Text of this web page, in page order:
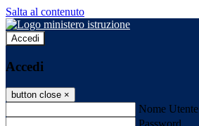
Salta al contenuto
Accedi
Accedi
button close ×
Nome Utente